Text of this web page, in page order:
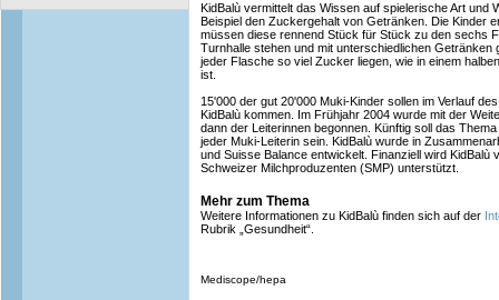
KidBalù vermittelt das Wissen auf spielerische Art und
Beispiel den Zuckergehalt von Getränken. Die Kinder
müssen diese rennend Stück für Stück zu den sechs
Turnhalle stehen und mit unterschiedlichen Getränken
jeder Flasche so viel Zucker liegen, wie in einem
ist.
15'000 der gut 20'000 Muki-Kinder sollen im Verlauf
KidBalù kommen. Im Frühjahr 2004 wurde mit der
dann der Leiterinnen begonnen. Künftig soll das
jeder Muki-Leiterin sein. KidBalù wurde in
und Suisse Balance entwickelt. Finanziell wird KidBalù
Schweizer Milchproduzenten (SMP) unterstützt.
Mehr zum Thema
Weitere Informationen zu KidBalù finden sich auf der
Rubrik „Gesundheit“.
Mediscope/hepa